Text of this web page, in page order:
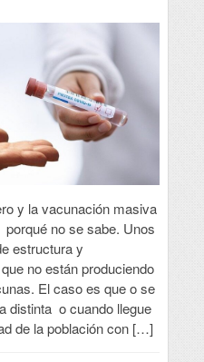
y la vacunación masiva
no se sabe. Unos
estructura y
no están produciendo
El caso es que o se
distinta o cuando llegue
de la población con […]